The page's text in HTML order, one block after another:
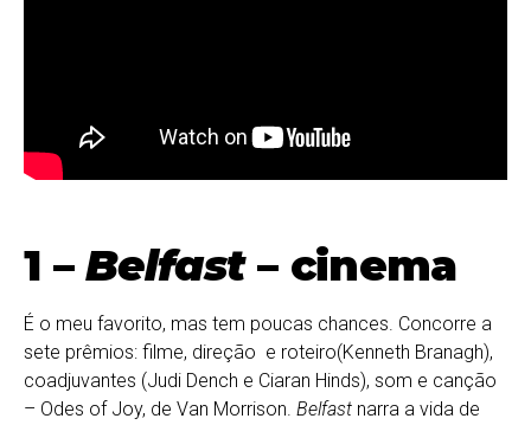
1 –Belfast – cinema
É o meu favorito, mas tem poucas chances. Concorre a
sete prêmios: filme, direção e roteiro(Kenneth Branagh),
coadjuvantes (Judi Dench e Ciaran Hinds), som e canção
– Odes of Joy, de Van Morrison. Belfast narra a vida de